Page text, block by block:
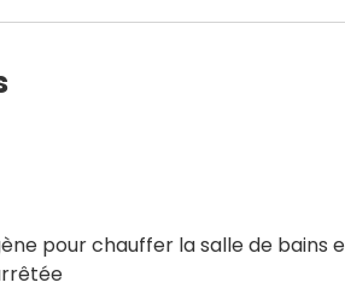
pour chauffer la salle de bains